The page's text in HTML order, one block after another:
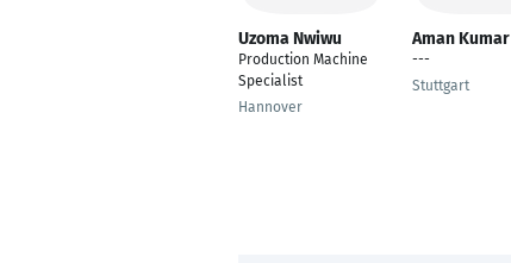
Uzoma Nwiwu
Production Machine
Specialist
Hannover
Aman Kumar
---
Stuttgart